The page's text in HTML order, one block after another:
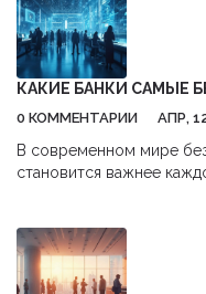
КАКИЕ БАНКИ САМЫЕ
0 КОММЕНТАРИИ АПР,
В современном мире
становится важнее
Рассмотрим, на что
самого безопасного
заслуженно считаются